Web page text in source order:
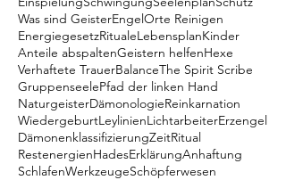
Was sind GeisterEngelOrte Reinigen
EnergiegesetzRitualeLebensplanKinder
Anteile abspaltenGeistern helfenHexe
Verhaftete TrauerBalanceThe Spirit Scribe
GruppenseelePfad der linken Hand
NaturgeisterDämonologieReinkarnation
WiedergeburtLeylinienLichtarbeiterErzengel
DämonenklassifizierungZeitRitual
RestenergienHadesErklärungAnhaftung
SchlafenWerkzeugeSchöpferwesen